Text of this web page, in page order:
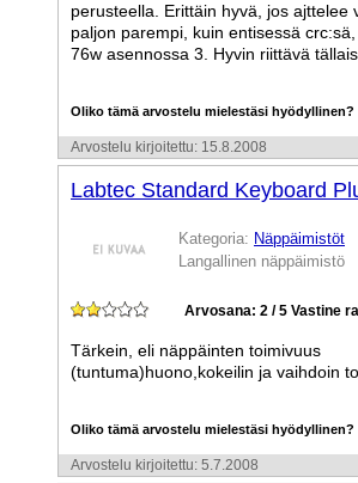
perusteella. Erittäin hyvä, jos
paljon parempi, kuin entisessä
76w asennossa 3. Hyvin riittävä
Oliko tämä arvostelu mielestäsi hyödyllinen?
Arvostelu kirjoitettu: 15.8.2008
Labtec Standard Keyboard
Kategoria: Näppäimistöt
Langallinen näppäimistö
Arvosana: 2 / 5 Vastine
Tärkein, eli näppäinten toimivuus
(tuntuma)huono,kokeilin ja vaihdoin
Oliko tämä arvostelu mielestäsi hyödyllinen?
Arvostelu kirjoitettu: 5.7.2008